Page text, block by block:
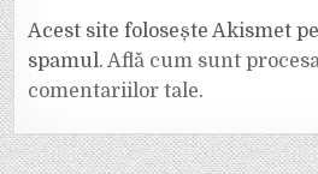
Acest site folosește Akismet
spamul.Află cum sunt
comentariilor tale.